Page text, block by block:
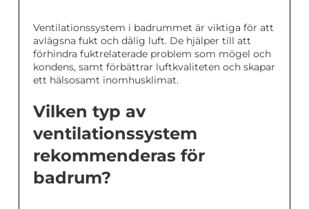
Ventilationssystem i badrummet är viktiga för att
avlägsna fukt och dålig luft. De hjälper till att
förhindra fuktrelaterade problem som mögel och
kondens, samt förbättrar luftkvaliteten och skapar
ett hälsosamt inomhusklimat.
Vilken typ av
ventilationssystem
rekommenderas för
badrum?